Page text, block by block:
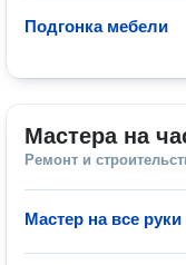
Подгонка мебели
Мастера на
Ремонт и
Мастер на все руки